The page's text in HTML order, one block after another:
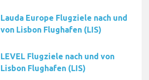
Lauda Europe Flugziele nach und
von Lisbon Flughafen (LIS)
LEVEL Flugziele nach und von
Lisbon Flughafen (LIS)